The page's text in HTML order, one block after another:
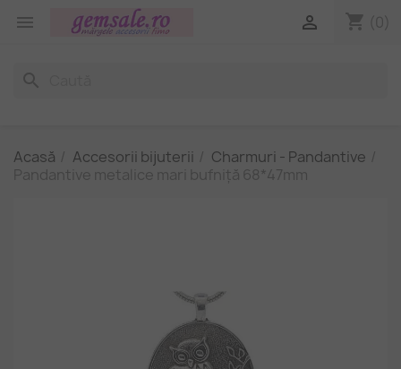
 shopping_cart (0)

search
Acasă Accesorii bijuterii
Charmuri - Pandantive
Pandantive metalice mari bufniță 68*47mm